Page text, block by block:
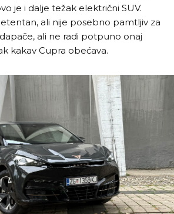
je i dalje težak električni SUV.
ali nije posebno pamtljiv za
ali ne radi potpuno onaj
kakav Cupra obećava.